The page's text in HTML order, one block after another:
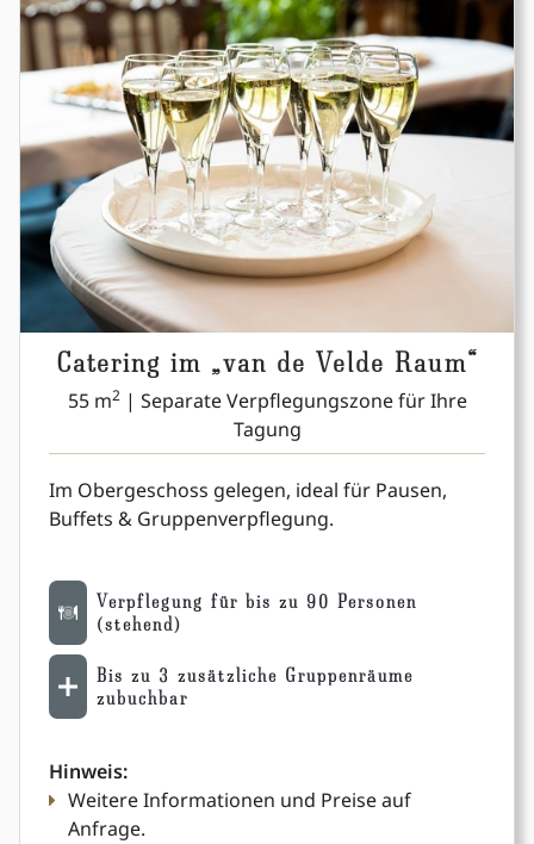
Catering im „van de Velde Raum“
55 m2| Separate Verpflegungszone für Ihre
Tagung
Im Obergeschoss gelegen, ideal für Pausen,
Buffets & Gruppenverpflegung.
Verpflegung für bis zu 90 Personen
(stehend)
Bis zu 3 zusätzliche Gruppenräume
zubuchbar
Hinweis:
Weitere Informationen und Preise auf
Anfrage.